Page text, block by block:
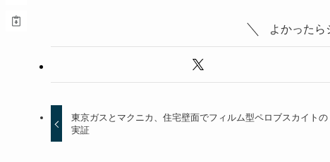
よかったら
東京ガスとマクニカ、住宅壁面でフィルム型ペロブスカイトの
実証